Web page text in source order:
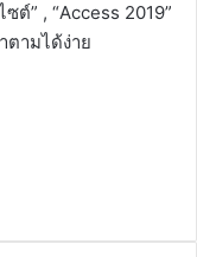
ต์” , “Access 2019”
ามได้ง่าย